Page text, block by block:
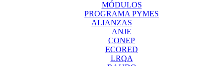
MÓDULOS
PROGRAMA PYMES
ALIANZAS
ANJE
CONEP
ECORED
LRQA